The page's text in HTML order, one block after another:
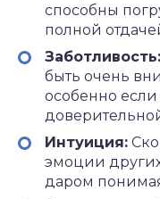
способны
полной
Заботливость:
быть очень
особенно если
Интуиция:
эмоции
даром